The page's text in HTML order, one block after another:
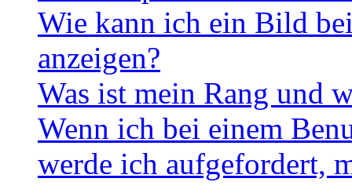
Wie kann ich ein Bild
anzeigen?
Was ist mein Rang und
Wenn ich bei einem
werde ich aufgefordert,